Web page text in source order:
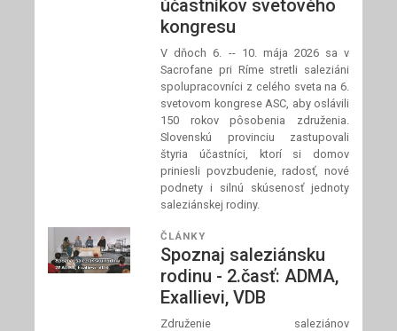
účastníkov svetového
kongresu
V dňoch 6. -- 10. mája 2026 sa v
Sacrofane pri Ríme stretli saleziáni
spolupracovníci z celého sveta na 6.
svetovom kongrese ASC, aby oslávili
150 rokov pôsobenia združenia.
Slovenskú provinciu zastupovali
štyria účastníci, ktorí si domov
priniesli povzbudenie, radosť, nové
podnety i silnú skúsenosť jednoty
saleziánskej rodiny.
ČLÁNKY
Spoznaj saleziánsku
rodinu - 2.časť: ADMA,
Exallievi, VDB
Združenie saleziánov